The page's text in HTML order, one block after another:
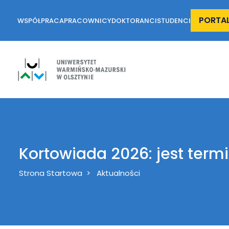
WSPÓŁPRACAPRACOWNICYDOKTORANCISTUDENCI
Kortowiada 2026: jest
Breadcrumb
Strona Startowa Aktualności